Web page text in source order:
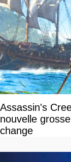
Assassin's
nouvelle
change